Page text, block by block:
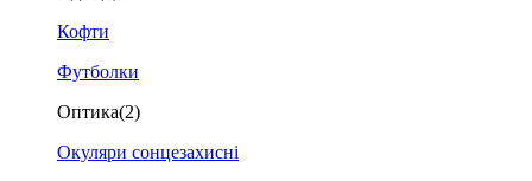
Кофти
Футболки
Оптика(2)
Окуляри сонцезахисні